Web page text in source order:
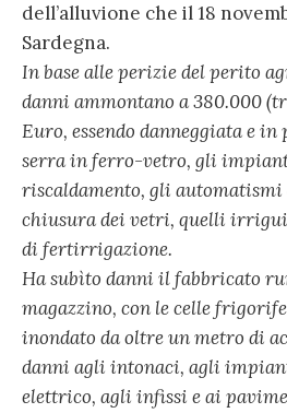
dell’alluvione che il 18
Sardegna.
In base alle perizie del perito
danni ammontano a 380.000
Euro, essendo danneggiata e
serra in ferro-vetro, gli
riscaldamento, gli
chiusura dei vetri, quelli
di fertirrigazione.
Ha subìto danni il fabbricato
magazzino, con le celle
inondato da oltre un metro di
danni agli intonaci, agli
elettrico, agli infissi e ai